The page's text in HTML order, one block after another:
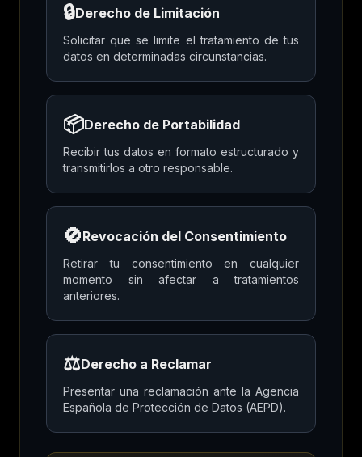
🔒Derecho de Limitación
Solicitar que se limite el tratamiento de tus
datos en determinadas circunstancias.
📦Derecho de Portabilidad
Recibir tus datos en formato estructurado y
transmitirlos a otro responsable.
🚫Revocación del Consentimiento
Retirar tu consentimiento en cualquier
momento sin afectar a tratamientos
anteriores.
⚖️Derecho a Reclamar
Presentar una reclamación ante la Agencia
Española de Protección de Datos (AEPD).